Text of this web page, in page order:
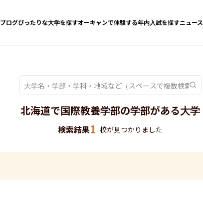
ブログぴったりな大学を探すオーキャンで体験する年内入試を探すニュース
北海道で国際教養学部の学部がある大学
検索結果1 校が見つかりました